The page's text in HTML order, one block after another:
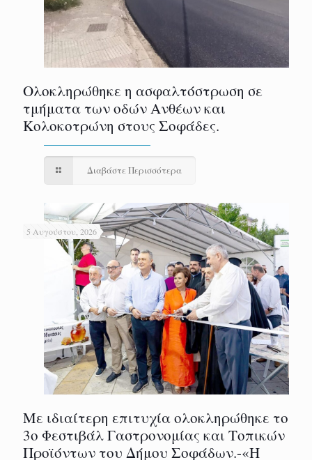
Ολοκληρώθηκε η ασφαλτόστρωση σε
τμήματα των οδών Ανθέων και
Κολοκοτρώνη στους Σοφάδες.
Διαβάστε Περισσότερα
5 Αυγούστου, 2026
Με ιδιαίτερη επιτυχία ολοκληρώθηκε το
3ο Φεστιβάλ Γαστρονομίας και Τοπικών
Προϊόντων του Δήμου Σοφάδων.-«Η